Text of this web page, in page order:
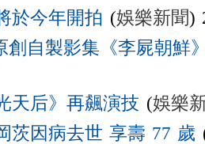
於今年開拍 (娛樂新聞)
創自製影集《李屍朝鮮
天后》再飆演技 (娛樂
茨因病去世 享壽 77 歲